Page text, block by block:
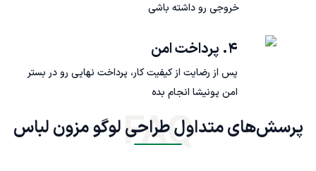
خروجی رو داشته باشی
۴. پرداخت امن
پس از رضایت از کیفیت کار، پرداخت نهایی رو در بستر
امن پونیشا انجام بده
پرسش‌های متداول طراحی لوگو مزون لباس FAQ